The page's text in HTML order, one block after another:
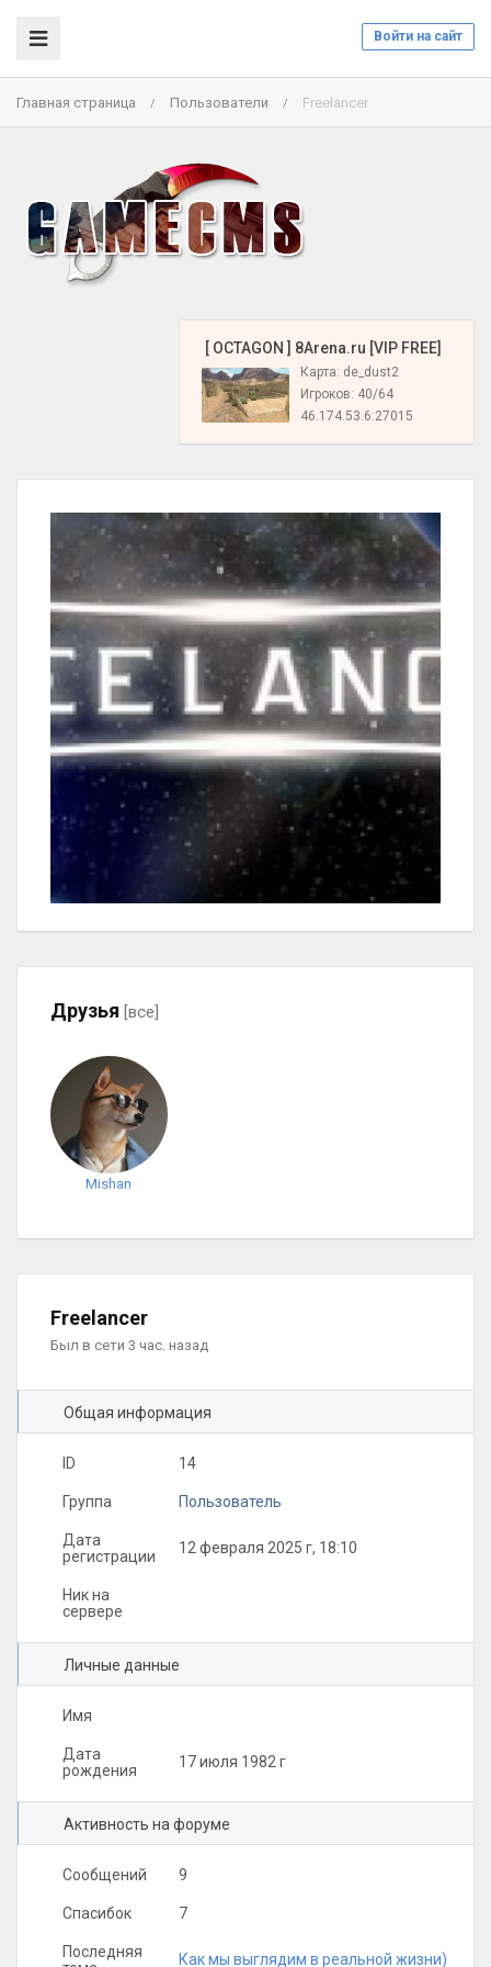
Войти на сайт
Главная страница / Пользователи / Freelancer
️ [ OCTAGON ] 8Arena.ru [VIP FREE]
Карта: de_dust2
Игроков: 40/64
46.174.53.6:27015
Друзья [все]
Mishan
Freelancer
Был в сети 3 час. назад
Общая информация
ID 14
Группа Пользователь
Дата
регистрации
12 февраля 2025 г, 18:10
Ник на
сервере
Личные данные
Имя
Дата
рождения
17 июля 1982 г
Активность на форуме
Сообщений 9
Спасибок 7
Последняя
Как мы выглядим в реальной жизни)